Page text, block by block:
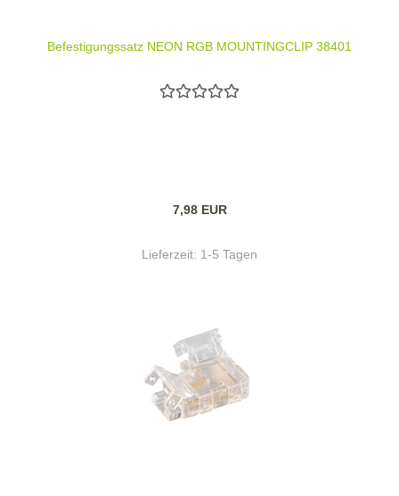
Befestigungssatz NEON RGB MOUNTINGCLIP 38401
7,98 EUR
Lieferzeit: 1-5 Tagen